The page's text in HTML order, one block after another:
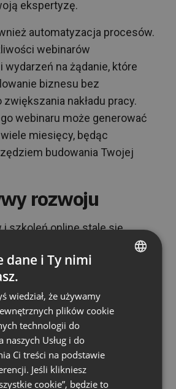
ekspertyzę.
automatyzacja procesów.
webinarów
na żądanie, które
biznesu bez
nakładu pracy.
webinaru może generować
miesięcy, będąc
budowania Twojej
rozwoju
i szkoleń online stale się
odkrywają potencjał tej
do sukcesu jest
ekspertyzy z umiejętnym
technologicznych.
ciągłe doskonalenie
się w potrzeby odbiorców
dochodowego biznesu
specjalizacji.
FRENCH
RUSSIAN
SPANISH
dane i Ty nimi
wiedział, że używamy
plików cookie
technologii do
naszych Usług i do
Ci treści na podstawie
Jeśli klikniesz
cookie”, będzie to